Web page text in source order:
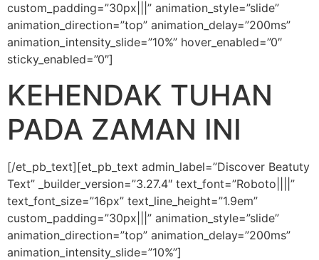
custom_padding=”30px|||” animation_style=”slide”
animation_direction=”top” animation_delay=”200ms”
animation_intensity_slide=”10%” hover_enabled=”0″
sticky_enabled=”0″]
KEHENDAK TUHAN
PADA ZAMAN INI
[/et_pb_text][et_pb_text admin_label=”Discover Beatuty
Text” _builder_version=”3.27.4″ text_font=”Roboto||||”
text_font_size=”16px” text_line_height=”1.9em”
custom_padding=”30px|||” animation_style=”slide”
animation_direction=”top” animation_delay=”200ms”
animation_intensity_slide=”10%”]